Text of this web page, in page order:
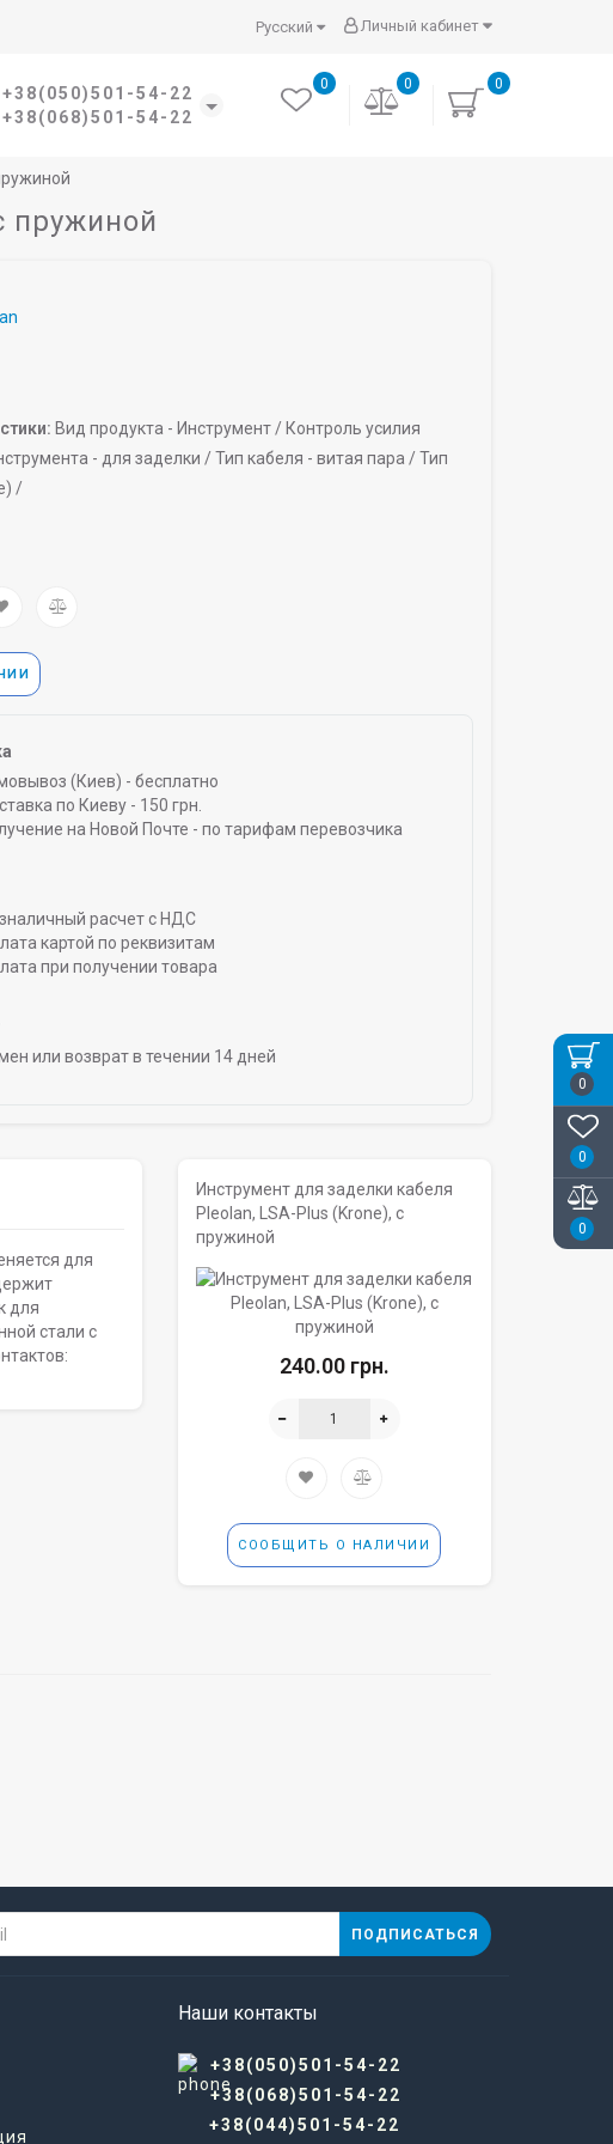
0
0
0
Личный кабинет
Русский
+38(050)501-54-22
+38(068)501-54-22
0
0
0
пружиной
Вид продукта - Инструмент / Контроль усилия
- для заделки /Тип кабеля - витая пара /Тип
/
(Киев) - бесплатно
по Киеву - 150 грн.
на Новой Почте - по тарифам перевозчика
расчет с НДС
картой по реквизитам
при получении товара
или возврат в течении 14 дней
для
для
стали с
Инструмент для заделки кабеля
Pleolan, LSA-Plus (Krone), с
пружиной
240.00 грн.
СООБЩИТЬ О НАЛИЧИИ
ПОДПИСАТЬСЯ
Наши контакты
+38(050)501-54-22
+38(068)501-54-22
+38(044)501-54-22